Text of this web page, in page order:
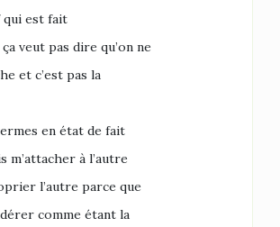
qui est fait
veut pas dire qu’on ne
et c’est pas la
en état de fait
m’attacher à l’autre
l’autre parce que
comme étant la